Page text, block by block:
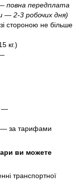
повна передплата
— 2-3 робочих дня)
стороною не більше
кг.)
—
— за тарифами
ви можете
транспортної